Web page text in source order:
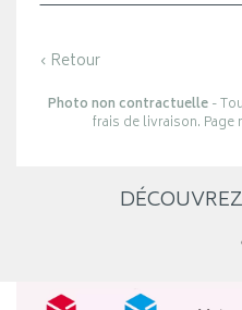
‹ Retour
Photo non contractuelle-
frais de livraison. Page